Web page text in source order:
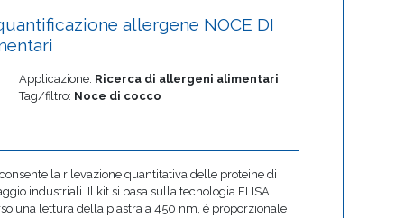
allergene NOCE DI
Applicazione: Ricerca di allergeni alimentari
Tag/filtro: Noce di cocco
la rilevazione quantitativa delle proteine di
industriali. Il kit si basa sulla tecnologia ELISA
una lettura della piastra a 450 nm, è proporzionale